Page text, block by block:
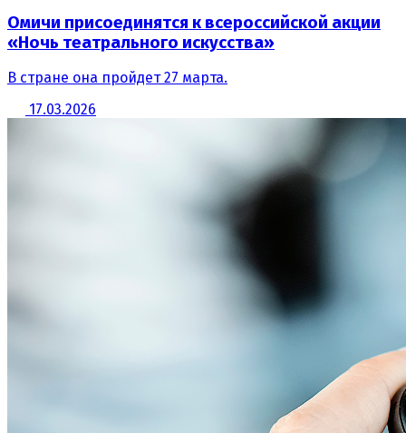
Омичи присоединятся к всероссийской акции
«Ночь театрального искусства»
В стране она пройдет 27 марта.
17.03.2026